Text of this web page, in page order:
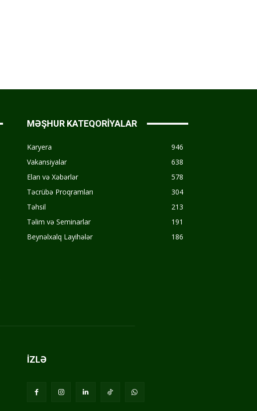
MƏŞHUR KATEQORİYALAR
Karyera
946
Vakansiyalar
638
Elan və Xəbərlər
578
Təcrübə Proqramları
304
Təhsil
213
Təlim və Seminarlar
191
Beynəlxalq Layihələr
186
İZLƏ